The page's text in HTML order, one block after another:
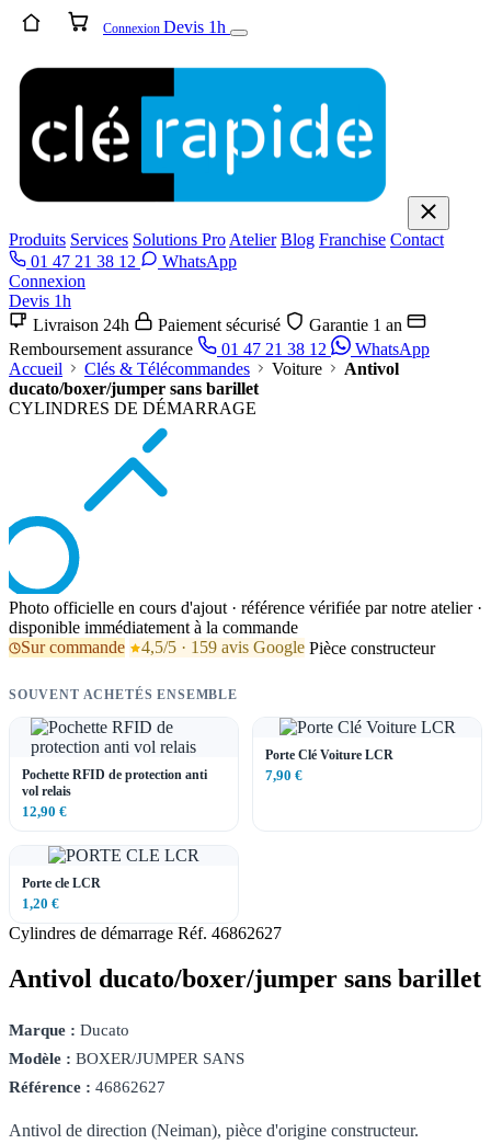
Connexion Devis 1h
Produits Services Solutions Pro Atelier Blog Franchise Contact
01 47 21 38 12
WhatsApp
Connexion
Devis 1h
Livraison 24h
Paiement sécurisé
Garantie 1 an
Remboursement assurance
01 47 21 38 12
WhatsApp
Accueil
Clés & Télécommandes Voiture
Antivol
ducato/boxer/jumper sans barillet
CYLINDRES DE DÉMARRAGE
Photo officielle en cours d'ajout · référence vérifiée par notre atelier ·
disponible immédiatement à la commande
Sur commande
4,5/5 · 159 avis Google Pièce constructeur
SOUVENT ACHETÉS ENSEMBLE
Pochette RFID de protection anti
vol relais
12,90 €
Porte Clé Voiture LCR
7,90 €
Porte cle LCR
1,20 €
Cylindres de démarrage Réf. 46862627
Antivol ducato/boxer/jumper sans barillet
Marque : Ducato
Modèle : BOXER/JUMPER SANS
Référence : 46862627
Antivol de direction (Neiman), pièce d'origine constructeur.